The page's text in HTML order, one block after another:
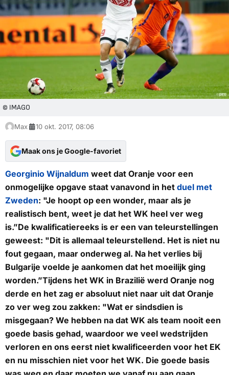
© IMAGO
Max 10 okt. 2017, 08:06
Maak ons je Google-favoriet
Georginio Wijnaldum weet dat Oranje voor een
onmogelijke opgave staat vanavond in het duel met
Zweden: "Je hoopt op een wonder, maar als je
realistisch bent, weet je dat het WK heel ver weg
is.”De kwalificatiereeks is er een van teleurstellingen
geweest: "Dit is allemaal teleurstellend. Het is niet nu
fout gegaan, maar onderweg al. Na het verlies bij
Bulgarije voelde je aankomen dat het moeilijk ging
worden.”Tijdens het WK in Brazilië werd Oranje nog
derde en het zag er absoluut niet naar uit dat Oranje
zo ver weg zou zakken: "Wat er sindsdien is
misgegaan? We hebben na dat WK als team nooit een
goede basis gehad, waardoor we veel wedstrijden
verloren en ons eerst niet kwalificeerden voor het EK
en nu misschien niet voor het WK. Die goede basis